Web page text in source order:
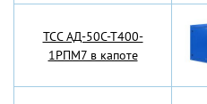
TCC АД-50С-Т400-
1РПМ7 в капоте